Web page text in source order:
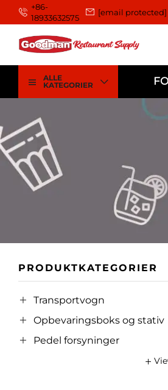
+86-
18933632575
[email protected]
ALLE
KATEGORIER
PRODUKTKATEGORIER
Transportvogn
Opbevaringsboks og stativ
Pedel forsyninger